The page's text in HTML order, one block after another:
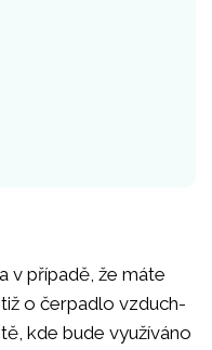
v případě, že máte
o čerpadlo vzduch-
kde bude využíváno